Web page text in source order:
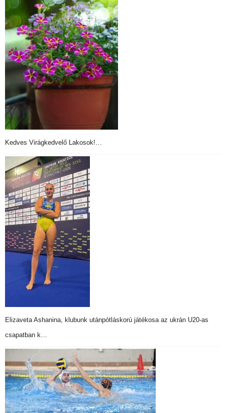
Kedves Virágkedvelő Lakosok!…
Elizaveta Ashanina, klubunk utánpótláskorú játékosa az ukrán U20-as
csapatban k…